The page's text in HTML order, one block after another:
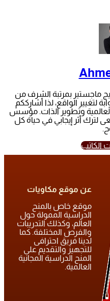
ماجستير بمرتبة الشرف من
لتغيير الواقع، لذا أشارككم
وتطوير الذات. مؤسس
أثر إيجابي في حياة كل
الكاتب
عن موقع مكاويات
موقع خاص بالمنح
الدراسية الممولة حول
العالم، وكذلك التدريبات
والفرص المختلفة. كما
لدينا فريق احترافى
للتجهيز والتقديم على
المنح الدراسية المجانية
العالمية.